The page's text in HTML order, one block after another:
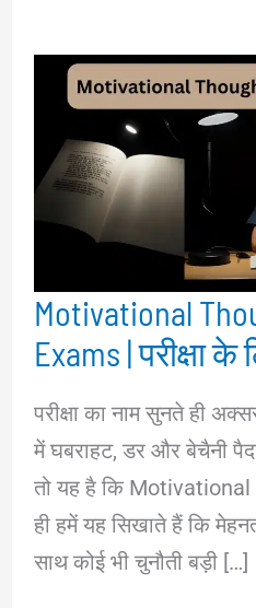
Motivational
Exams | परीक्षा
परीक्षा का नाम सुनते ही
में घबराहट, डर और बेचैनी
तो यह है कि
ही हमें यह सिखाते हैं कि
साथ कोई भी चुनौती बड़ी […]